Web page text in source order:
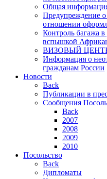
Общая
Предупреждение
отношении
Контроль багажа
вспышкой
ВИЗОВЫЙ
Информация о
гражданам России
Новости
Back
Публикации в
Сообщения
Back
2007
2008
2009
2010
Посольство
Back
Дипломаты